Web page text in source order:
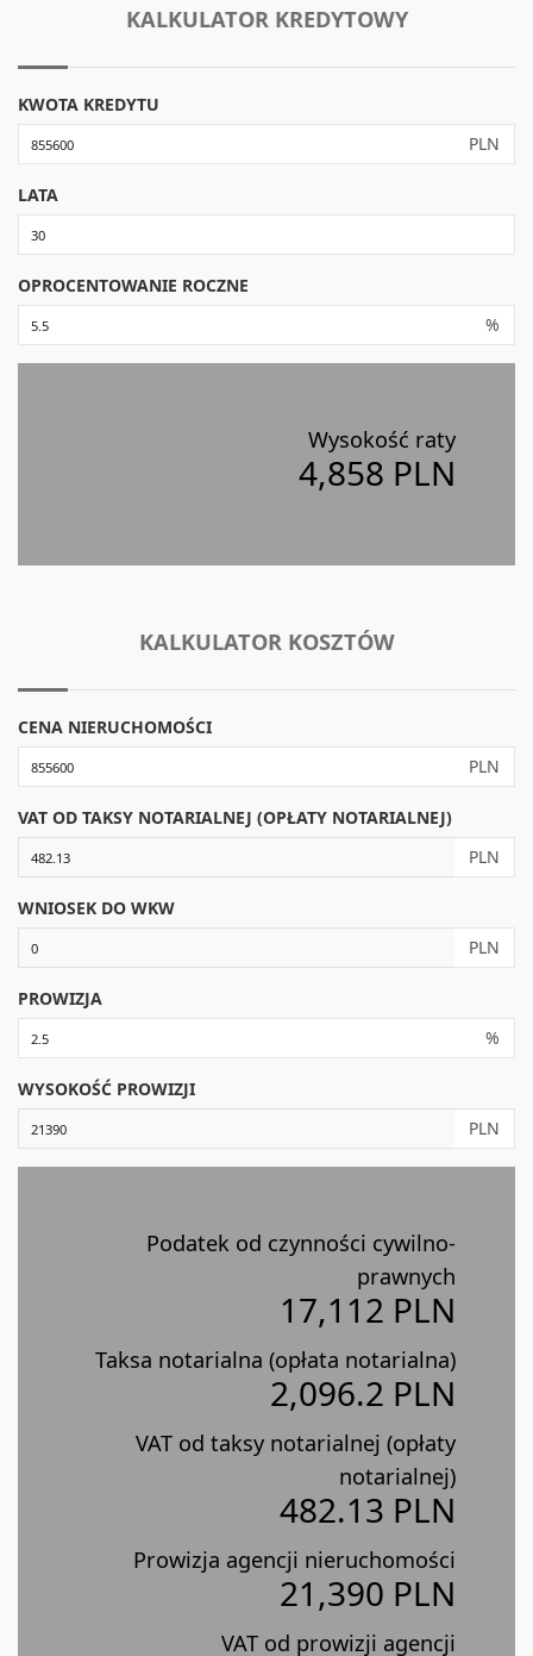
KALKULATOR KREDYTOWY
KWOTA KREDYTU
PLN
LATA
OPROCENTOWANIE ROCZNE
%
Wysokość raty
4,858 PLN
KALKULATOR KOSZTÓW
CENA NIERUCHOMOŚCI
PLN
VAT OD TAKSY NOTARIALNEJ (OPŁATY NOTARIALNEJ)
PLN
WNIOSEK DO WKW
PLN
PROWIZJA
%
WYSOKOŚĆ PROWIZJI
PLN
Podatek od czynności cywilno-
prawnych
17,112 PLN
Taksa notarialna (opłata notarialna)
2,096.2 PLN
VAT od taksy notarialnej (opłaty
notarialnej)
482.13 PLN
Prowizja agencji nieruchomości
21,390 PLN
VAT od prowizji agencji